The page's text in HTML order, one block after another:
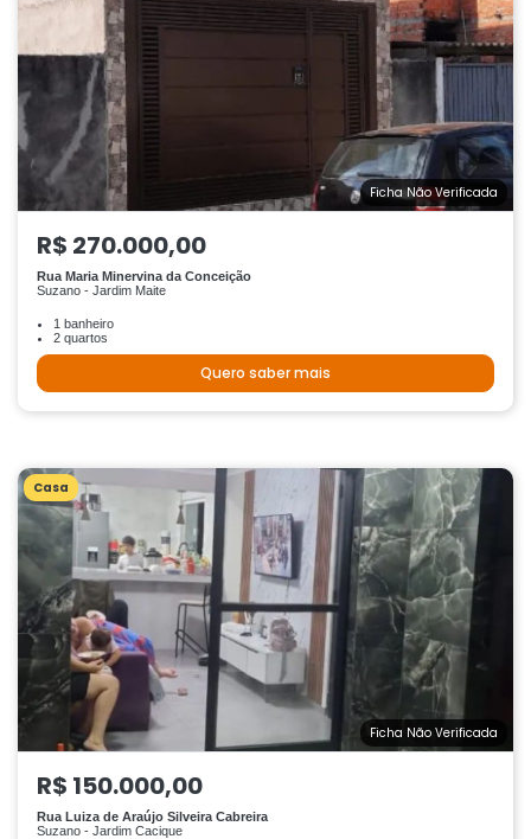
Ficha Não Verificada
R$ 270.000,00
Rua Maria Minervina da Conceição
Suzano - Jardim Maite
1 banheiro
2 quartos
Quero saber mais
Casa
Ficha Não Verificada
R$ 150.000,00
Rua Luiza de Araújo Silveira Cabreira
Suzano - Jardim Cacique